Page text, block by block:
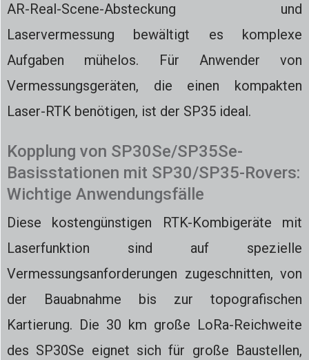
AR-Real-Scene-Absteckung und
Laservermessung bewältigt es komplexe
Aufgaben mühelos. Für Anwender von
Vermessungsgeräten, die einen kompakten
Laser-RTK benötigen, ist der SP35 ideal.
Kopplung von SP30Se/SP35Se-
Basisstationen mit SP30/SP35-Rovers:
Wichtige Anwendungsfälle
Diese kostengünstigen RTK-Kombigeräte mit
Laserfunktion sind auf spezielle
Vermessungsanforderungen zugeschnitten, von
der Bauabnahme bis zur topografischen
Kartierung. Die 30 km große LoRa-Reichweite
des SP30Se eignet sich für große Baustellen,